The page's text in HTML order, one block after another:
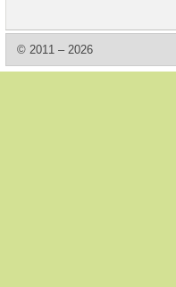
© 2011 – 2026